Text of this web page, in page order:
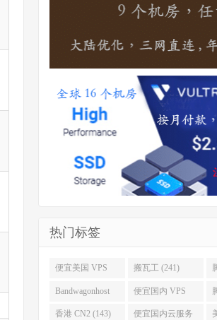
热门标签
便宜美国 VPS
(255)
搬瓦工 (241)
Bandwagonhost
(188)
便宜国内 VPS
(167)
香港 CN2 (143) 便宜国内云服务